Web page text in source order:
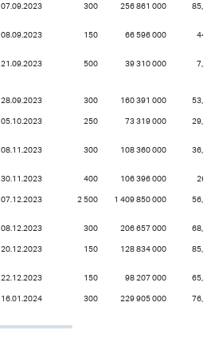
07.09.2023 300 256 861 000 85,62%
08.09.2023 150 66 596 000 44,4%
21.09.2023 500 39 310 000 7,86%
28.09.2023 300 160 391 000 53,46%
05.10.2023 250 73 319 000 29,33%
08.11.2023 300 108 360 000 36,12%
30.11.2023 400 106 396 000 26,6%
07.12.2023 2 500 1 409 850 000 56,39%
08.12.2023 300 206 657 000 68,89%
20.12.2023 150 128 834 000 85,89%
22.12.2023 150 98 207 000 65,47%
16.01.2024 300 229 905 000 76,63%